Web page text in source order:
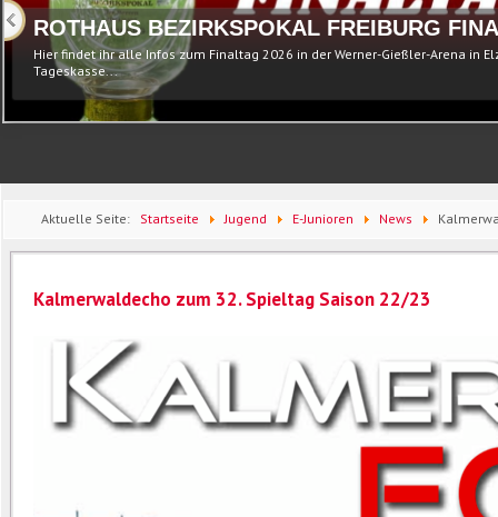
ROTHAUS BEZIRKSPOKAL FREIBURG
Hier findet ihr alle Infos zum Finaltag 2026 in der Werner-Gießler-Arena in
Tageskasse...
Aktuelle Seite: Startseite Jugend E-Junioren News
Kalmerwaldecho zum 32. Spieltag Saison 22/23